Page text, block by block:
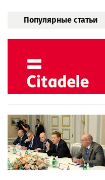
Популярные статьи